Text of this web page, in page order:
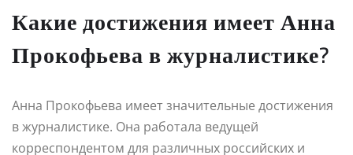
Какие достижения имеет Анна
Прокофьева в журналистике?
Анна Прокофьева имеет значительные достижения
в журналистике. Она работала ведущей
корреспондентом для различных российских и